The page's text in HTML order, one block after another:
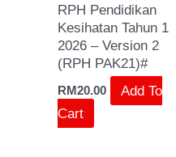
RPH Pendidikan
Kesihatan Tahun 1
2026 – Version 2
(RPH PAK21)#
RM20.00
Add To
Cart